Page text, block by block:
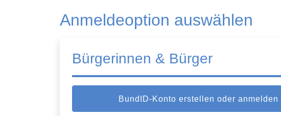
Anmeldeoption auswählen
Bürgerinnen & Bürger
BundID-Konto erstellen oder anmelden